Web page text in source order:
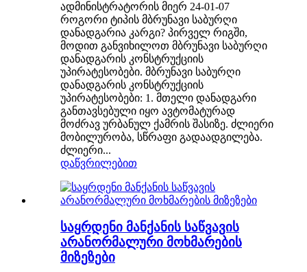
ადმინისტრატორის მიერ 24-01-07
როგორი ტიპის მბრუნავი საბურღი
დანადგარია კარგი? პირველ რიგში,
მოდით განვიხილოთ მბრუნავი საბურღი
დანადგარის კონსტრუქციის
უპირატესობები. მბრუნავი საბურღი
დანადგარის კონსტრუქციის
უპირატესობები: 1. მთელი დანადგარი
განთავსებული იყო ავტომატურად
მოძრავ ურბანულ ქამრის შასიზე. ძლიერი
მობილურობა, სწრაფი გადაადგილება.
ძლიერი...
დაწვრილებით
საყრდენი მანქანის საწვავის
არანორმალური მოხმარების
მიზეზები